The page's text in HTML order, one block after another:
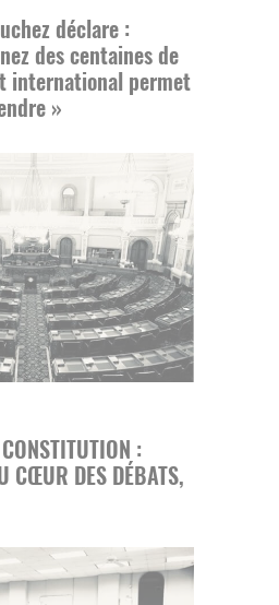
déclare :
des centaines de
international permet
»
:
CŒUR DES DÉBATS,